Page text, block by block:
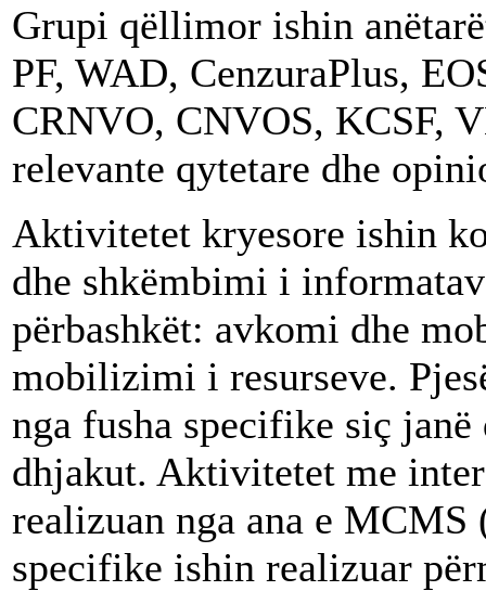
Grupi qëllimor ishin
PF, WAD, CenzuraPlus,
CRNVO, CNVOS, KCSF,
relevante qytetare dhe
Aktivitetet kryesore ishin
dhe shkëmbimi i
përbashkët: avkomi dhe
mobilizimi i resurseve.
nga fusha specifike siç
dhjakut. Aktivitetet me
realizuan nga ana e
specifike ishin realizuar